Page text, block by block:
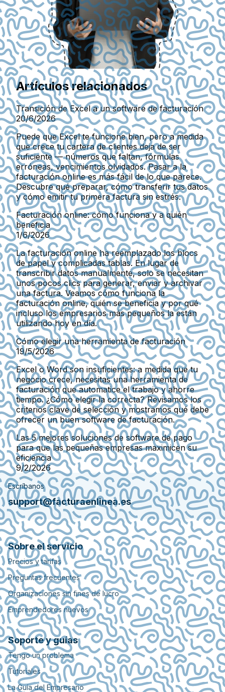
Artículos relacionados
Transición de Excel a un software de facturación
20/6/2026
Puede que Excel te funcione bien, pero a medida
que crece tu cartera de clientes deja de ser
suficiente — números que faltan, fórmulas
erróneas, vencimientos olvidados. Pasar a la
facturación online es más fácil de lo que parece.
Descubre qué preparar, cómo transferir tus datos
y cómo emitir tu primera factura sin estrés.
Facturación online: cómo funciona y a quién
beneficia
1/6/2026
La facturación online ha reemplazado los blocs
de papel y complicadas tablas. En lugar de
transcribir datos manualmente, solo se necesitan
unos pocos clics para generar, enviar y archivar
una factura. Veamos cómo funciona la
facturación online, quién se beneficia y por qué
incluso los empresarios más pequeños la están
utilizando hoy en día.
Cómo elegir una herramienta de facturación
19/5/2026
Excel o Word son insuficientes: a medida que tu
negocio crece, necesitas una herramienta de
facturación que automatice el trabajo y ahorre
tiempo. ¿Cómo elegir la correcta? Revisamos los
criterios clave de selección y mostramos qué debe
ofrecer un buen software de facturación.
Las 5 mejores soluciones de software de pago
para que las pequeñas empresas maximicen su
eficiencia
9/2/2026
Escríbanos
support@facturaenlinea.es
Sobre el servicio
Precios y tarifas
Preguntas frecuentes
Organizaciones sin fines de lucro
Emprendedores nuevos
Soporte y guías
Tengo un problema
Tutoriales
La Guía del Empresario